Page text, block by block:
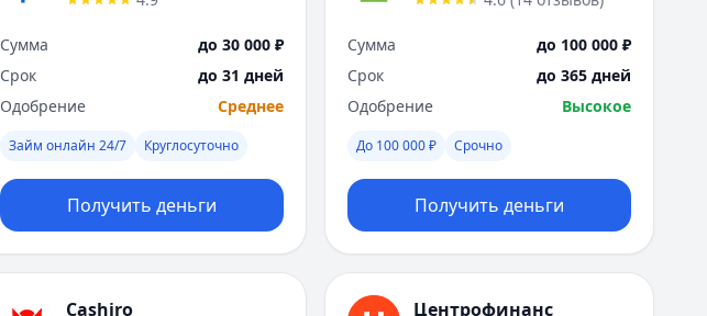
Чебоксары
Челябинск
Я
Ярославль
Вся Россия
Сумма
до 30 000 ₽
Срок
до 31 дней
Одобрение
Среднее
Займ онлайн 24/7 Круглосуточно
Получить деньги
Сумма
до 100 000 ₽
Срок
до 365 дней
Одобрение
Высокое
До 100 000 ₽ Срочно
Получить деньги
Cashiro Центрофинанс